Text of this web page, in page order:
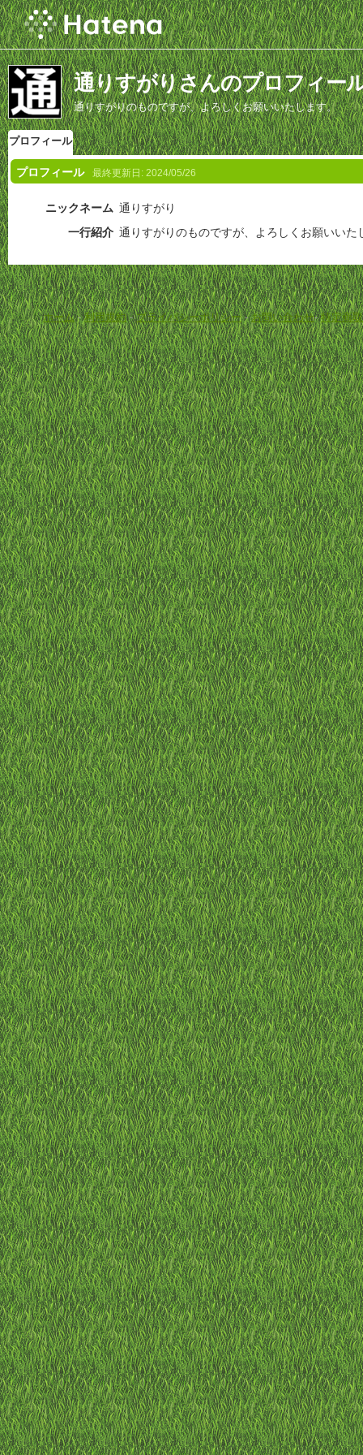
通りすがりさんのプロフィー
通りすがりのものですが、よろしくお願いいたします。
プロフィール
プロフィール 最終更新日: 2024/05/26
ニックネーム 通りすがり
一行紹介 通りすがりのものですが、よろしくお願いいた
ホーム-利用規約-プライバシーポリシー-お問い合わせ-特定商